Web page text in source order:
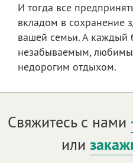
И тогда все
вкладом в сохранение
вашей семьи. А каждый
незабываемым,
недорогим отдыхом.
Свяжитесь с нами
или